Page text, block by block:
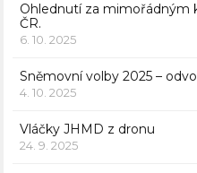
Ohlednutí za mimořádným
ČR.
6. 10. 2025
Sněmovní volby 2025 –
4. 10. 2025
Vláčky JHMD z dronu
24. 9. 2025